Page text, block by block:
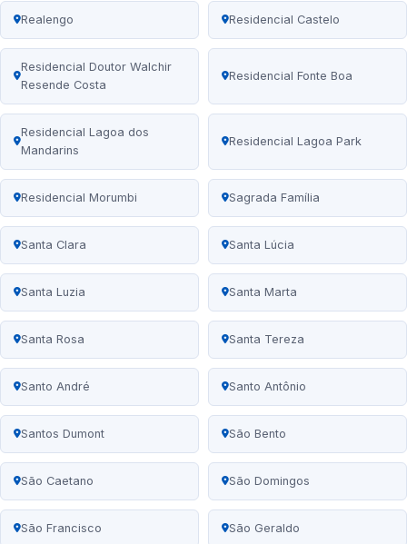
Realengo Residencial Castelo
Residencial Doutor Walchir
Resende Costa
Residencial Fonte Boa
Residencial Lagoa dos
Mandarins
Residencial Lagoa Park
Residencial Morumbi Sagrada Família
Santa Clara Santa Lúcia
Santa Luzia Santa Marta
Santa Rosa Santa Tereza
Santo André Santo Antônio
Santos Dumont São Bento
São Caetano São Domingos
São Francisco São Geraldo